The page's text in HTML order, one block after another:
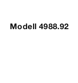
Modell 4988.92